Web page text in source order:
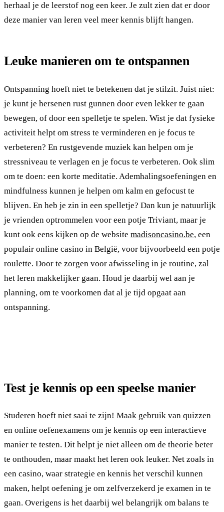
herhaal je de leerstof nog een keer. Je zult zien dat er door
deze manier van leren veel meer kennis blijft hangen.
Leuke manieren om te ontspannen
Ontspanning hoeft niet te betekenen dat je stilzit. Juist niet:
je kunt je hersenen rust gunnen door even lekker te gaan
bewegen, of door een spelletje te spelen. Wist je dat fysieke
activiteit helpt om stress te verminderen en je focus te
verbeteren? En rustgevende muziek kan helpen om je
stressniveau te verlagen en je focus te verbeteren. Ook slim
om te doen: een korte meditatie. Ademhalingsoefeningen en
mindfulness kunnen je helpen om kalm en gefocust te
blijven. En heb je zin in een spelletje? Dan kun je natuurlijk
je vrienden optrommelen voor een potje Triviant, maar je
kunt ook eens kijken op de website madisoncasino.be, een
populair online casino in België, voor bijvoorbeeld een potje
roulette. Door te zorgen voor afwisseling in je routine, zal
het leren makkelijker gaan. Houd je daarbij wel aan je
planning, om te voorkomen dat al je tijd opgaat aan
ontspanning.
Test je kennis op een speelse manier
Studeren hoeft niet saai te zijn! Maak gebruik van quizzen
en online oefenexamens om je kennis op een interactieve
manier te testen. Dit helpt je niet alleen om de theorie beter
te onthouden, maar maakt het leren ook leuker. Net zoals in
een casino, waar strategie en kennis het verschil kunnen
maken, helpt oefening je om zelfverzekerd je examen in te
gaan. Overigens is het daarbij wel belangrijk om balans te